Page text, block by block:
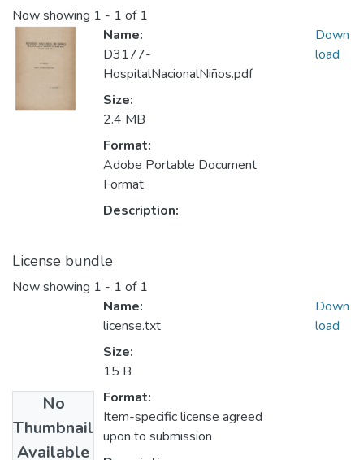
Now showing 1 - 1 of 1
Name:
D3177-
HospitalNacionalNiños.pdf
Size:
2.4 MB
Format:
Adobe Portable Document
Format
Description:
Down
load
License bundle
Now showing 1 - 1 of 1
No
Thumbnail
Available
Name:
license.txt
Size:
15 B
Format:
Item-specific license agreed
upon to submission
Down
load